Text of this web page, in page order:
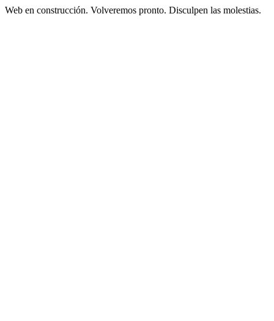
Web en construcción. Volveremos pronto. Disculpen las molestias.